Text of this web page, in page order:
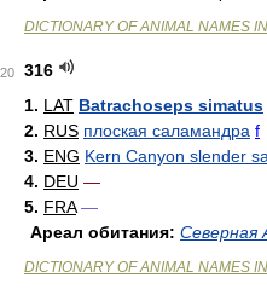
DICTIONARY OF ANIMAL NAMES
20
316
1. LAT Batrachoseps simatus
2. RUS плоская саламандра f
3. ENG Kern Canyon slender
4. DEU —
5. FRA —
Ареал обитания: Северная
DICTIONARY OF ANIMAL NAMES